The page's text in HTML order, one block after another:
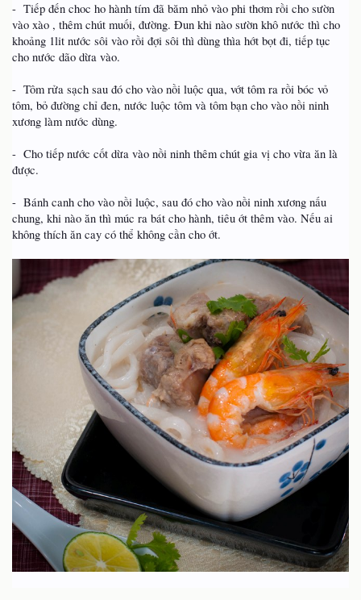
- Tiếp đến choc ho hành tím đã băm nhỏ vào phi thơm rồi cho sườn
vào xào , thêm chút muối, đường. Đun khi nào sườn khô nước thì cho
khoảng 1lit nước sôi vào rồi đợi sôi thì dùng thìa hớt bọt đi, tiếp tục
cho nước dão dừa vào.
- Tôm rửa sạch sau đó cho vào nồi luộc qua, vớt tôm ra rồi bóc vỏ
tôm, bỏ đường chỉ đen, nước luộc tôm và tôm bạn cho vào nồi ninh
xương làm nước dùng.
- Cho tiếp nước cốt dừa vào nồi ninh thêm chút gia vị cho vừa ăn là
được.
- Bánh canh cho vào nồi luộc, sau đó cho vào nồi ninh xương nấu
chung, khi nào ăn thì múc ra bát cho hành, tiêu ớt thêm vào. Nếu ai
không thích ăn cay có thể không cần cho ớt.